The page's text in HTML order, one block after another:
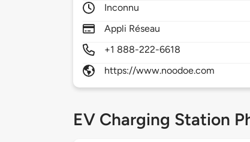
Inconnu
Appli Réseau
+1 888-222-6618
https://www.noodoe.com
EV Charging Station